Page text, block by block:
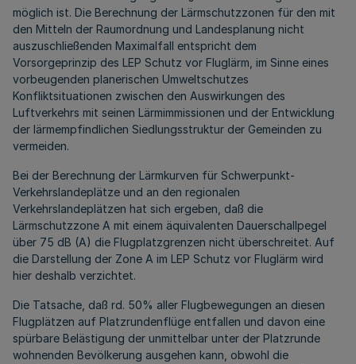
möglich ist. Die Berechnung der Lärmschutzzonen für den mit
den Mitteln der Raumordnung und Landesplanung nicht
auszuschließenden Maximalfall entspricht dem
Vorsorgeprinzip des LEP Schutz vor Fluglärm, im Sinne eines
vorbeugenden planerischen Umweltschutzes
Konfliktsituationen zwischen den Auswirkungen des
Luftverkehrs mit seinen Lärmimmissionen und der Entwicklung
der lärmempfindlichen Siedlungsstruktur der Gemeinden zu
vermeiden.
Bei der Berechnung der Lärmkurven für Schwerpunkt-
Verkehrslandeplätze und an den regionalen
Verkehrslandeplätzen hat sich ergeben, daß die
Lärmschutzzone A mit einem äquivalenten Dauerschallpegel
über 75 dB (A) die Flugplatzgrenzen nicht überschreitet. Auf
die Darstellung der Zone A im LEP Schutz vor Fluglärm wird
hier deshalb verzichtet.
Die Tatsache, daß rd. 50% aller Flugbewegungen an diesen
Flugplätzen auf Platzrundenflüge entfallen und davon eine
spürbare Belästigung der unmittelbar unter der Platzrunde
wohnenden Bevölkerung ausgehen kann, obwohl die